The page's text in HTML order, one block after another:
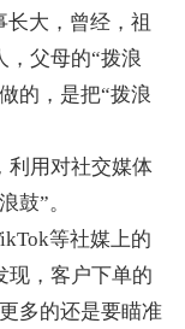
大，曾经，祖
，父母的“拨浪
的，是把“拨浪
用对社交媒体
鼓”。
等社媒上的
现，客户下单的
多的还是要瞄准